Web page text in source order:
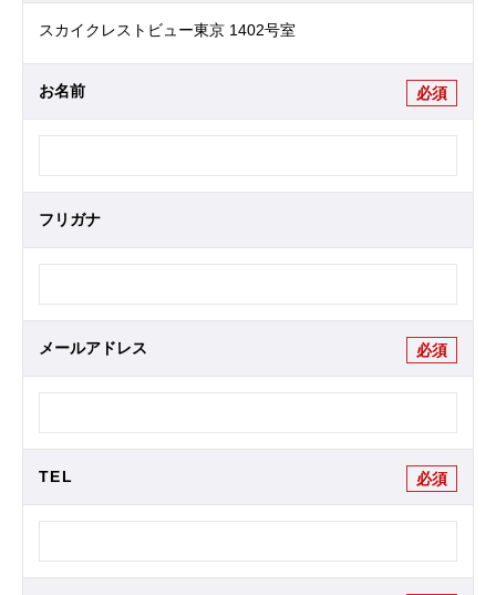
スカイクレストビュー東京 1402号室
お名前 必須
フリガナ
メールアドレス 必須
TEL 必須